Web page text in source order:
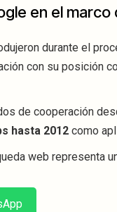
en el
durante el
con su posición
de cooperación
hasta 2012 como
web representa